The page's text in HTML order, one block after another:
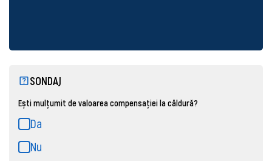
SONDAJ
Ești mulțumit de valoarea compensației la căldură?
Da
Nu